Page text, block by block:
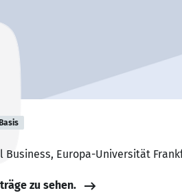
Basis
Europa-Universität
zu sehen.